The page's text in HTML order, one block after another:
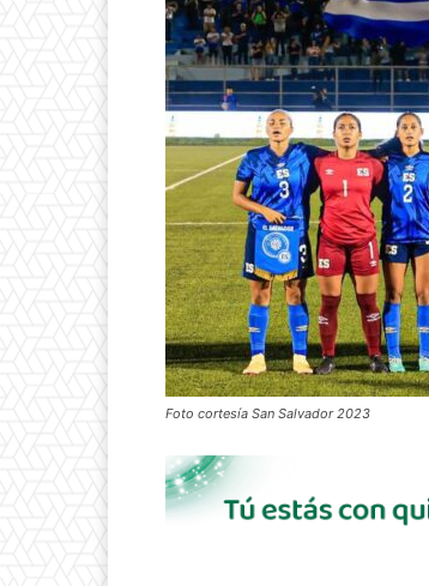
Foto cortesía San Salvador 2023